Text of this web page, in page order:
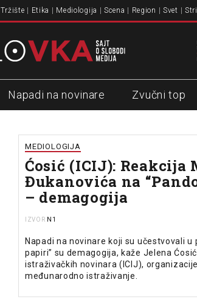
Tržište Etika Mediologija Scena Region Svet
Napadi na novinare Zvučni top
MEDIOLOGIJA
Ćosić (ICIJ): Reakcija
Đukanovića na
– demagogija
IZVOR N1
Napadi na novinare koji su učestvovali u
papiri” su demagogija, kaže Jelena
istraživačkih novinara (ICIJ),
međunarodno istraživanje.